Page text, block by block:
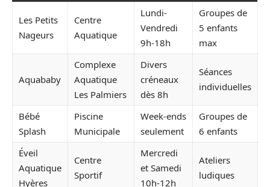
Les Petits
Nageurs
Centre
Aquatique
Lundi-
Vendredi
9h-18h
Groupes de
5 enfants
max
Aquababy
Complexe
Aquatique
Les Palmiers
Divers
créneaux
dès 8h
Séances
individuelles
Bébé
Splash
Piscine
Municipale
Week-ends
seulement
Groupes de
6 enfants
Éveil
Aquatique
Hyères
Centre
Sportif
Mercredi
et Samedi
10h-12h
Ateliers
ludiques